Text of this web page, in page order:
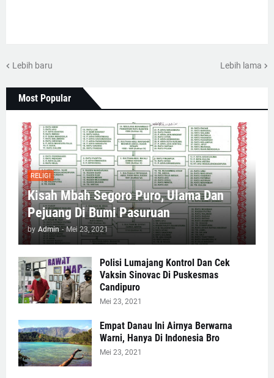
Lebih baru Lebih lama
Most Popular
RELIGI
Kisah Mbah Segoro Puro, Ulama Dan
Pejuang Di Bumi Pasuruan
by Admin - Mei 23, 2021
Polisi Lumajang Kontrol Dan Cek
Vaksin Sinovac Di Puskesmas
Candipuro
Mei 23, 2021
Empat Danau Ini Airnya Berwarna
Warni, Hanya Di Indonesia Bro
Mei 23, 2021